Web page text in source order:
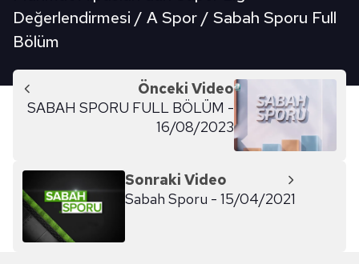
Değerlendirmesi / A Spor / Sabah Sporu Full
Bölüm
Önceki Video
SABAH SPORU FULL BÖLÜM -
16/08/2023
Sonraki Video
Sabah Sporu - 15/04/2021